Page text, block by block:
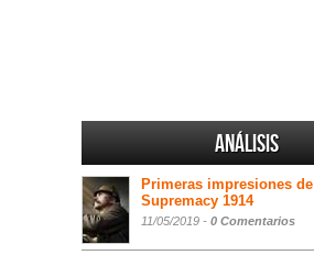
Análisis
Primeras impresiones de
Supremacy 1914
11/05/2019 - 0 Comentarios